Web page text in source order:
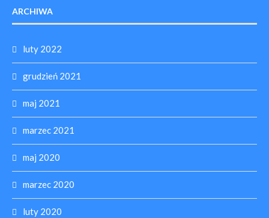
ARCHIWA
luty 2022
grudzień 2021
maj 2021
marzec 2021
maj 2020
marzec 2020
luty 2020